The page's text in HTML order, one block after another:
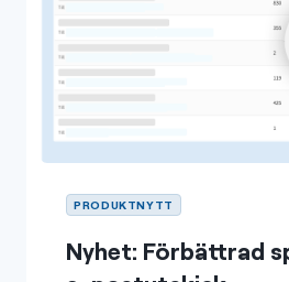
PRODUKTNYTT
Nyhet: Förbättrad